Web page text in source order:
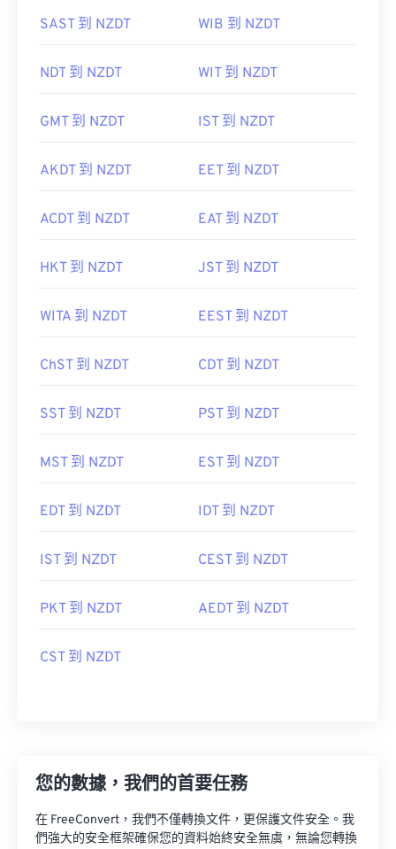
SAST 到 NZDT WIB 到 NZDT
NDT 到 NZDT WIT 到 NZDT
GMT 到 NZDT IST 到 NZDT
AKDT 到 NZDT EET 到 NZDT
ACDT 到 NZDT EAT 到 NZDT
HKT 到 NZDT JST 到 NZDT
WITA 到 NZDT EEST 到 NZDT
ChST 到 NZDT CDT 到 NZDT
SST 到 NZDT PST 到 NZDT
MST 到 NZDT EST 到 NZDT
EDT 到 NZDT IDT 到 NZDT
IST 到 NZDT CEST 到 NZDT
PKT 到 NZDT AEDT 到 NZDT
CST 到 NZDT
您的數據，我們的首要任務
在 FreeConvert，我們不僅轉換文件，更保護文件安全。我
們強大的安全框架確保您的資料始終安全無虞，無論您轉換